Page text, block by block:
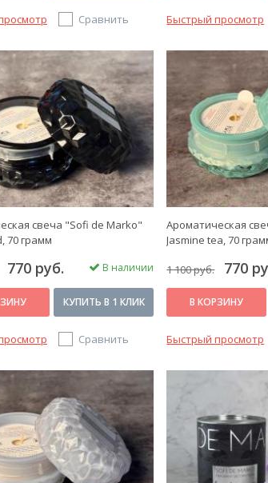
Сравнить Быстрый просмотр
свеча "Sofi de Marko"
70 грамм
770 руб. В наличии
КУПИТЬ В 1 КЛИК
Сравнить
Ароматическая
Jasmine tea, 70
1 100 руб. 770
В КОРЗИНУ
Быстрый просмотр